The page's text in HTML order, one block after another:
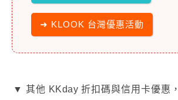
➜ KLOOK 台灣優惠活動
▼ 其他 KKday 折扣碼與信用卡優惠